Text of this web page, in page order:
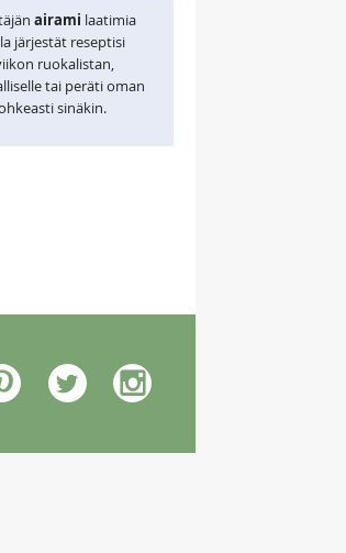
airami laatimia
järjestät reseptisi
ruokalistan,
tai peräti oman
sinäkin.